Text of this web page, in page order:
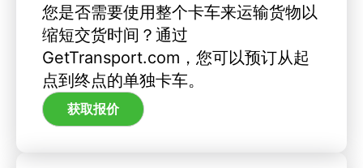
您是否需要使用整个卡车来运输货物以
缩短交货时间？通过
GetTransport.com，您可以预订从起
点到终点的单独卡车。
获取报价